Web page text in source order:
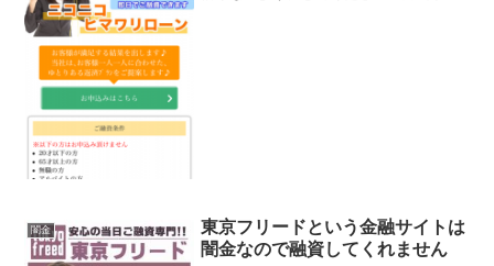
闇金
東京フリードという金融サイトは
闇金なので融資してくれません